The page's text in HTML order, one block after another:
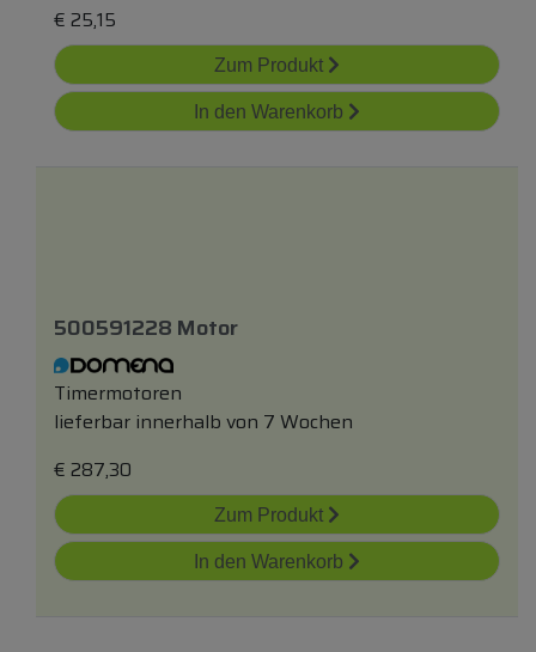
€ 25,15
Zum Produkt
In den Warenkorb
500591228 Motor
Timermotoren
lieferbar innerhalb von 7 Wochen
€ 287,30
Zum Produkt
In den Warenkorb